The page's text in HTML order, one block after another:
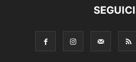
SEGUICI